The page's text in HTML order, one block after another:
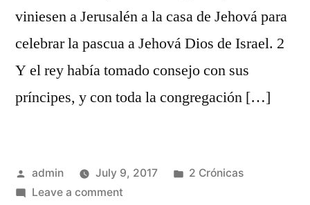
viniesen a Jerusalén a la casa de Jehová para
celebrar la pascua a Jehová Dios de Israel. 2
Y el rey había tomado consejo con sus
príncipes, y con toda la congregación […]
Posted
by
admin July 9, 2017
Posted
2 Crónicas
Leave a commenton